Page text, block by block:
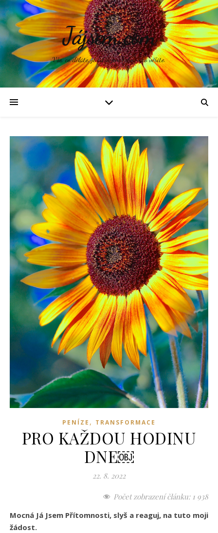
Jájsem.com
Vše, co děláte, je odrazem toho, v co věříte.
PENÍZE , TRANSFORMACE
PRO KAŽDOU HODINU
DNE￼
22. 8. 2022
Počet zobrazení článku: 1 938
Mocná Já Jsem Přítomnosti, slyš a reaguj, na tuto moji
žádost.